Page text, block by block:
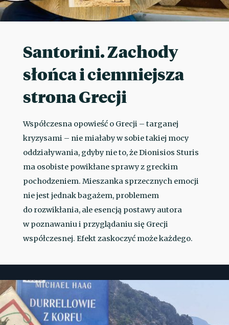
Santorini. Zachody
słońca i ciemniejsza
strona Grecji
Współczesna opowieść o Grecji – targanej
kryzysami – nie miałaby w sobie takiej mocy
oddziaływania, gdyby nie to, że Dionisios Sturis
ma osobiste powikłane sprawy z greckim
pochodzeniem. Mieszanka sprzecznych emocji
nie jest jednak bagażem, problemem
do rozwikłania, ale esencją postawy autora
w poznawaniu i przyglądaniu się Grecji
współczesnej. Efekt zaskoczyć może każdego.